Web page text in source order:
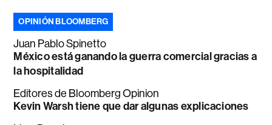
OPINIÓN BLOOMBERG
Juan Pablo Spinetto
México está ganando la guerra comercial gracias a
la hospitalidad
Editores de Bloomberg Opinion
Kevin Warsh tiene que dar algunas explicaciones